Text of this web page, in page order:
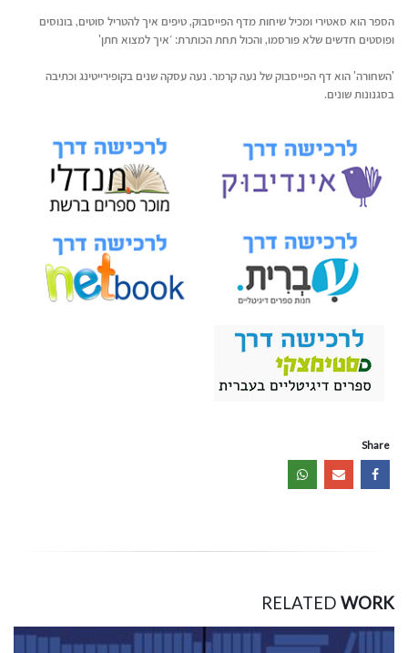
הספר הוא סאטירי ומכיל שיחות מדף הפייסבוק, טיפים איך להטריל סוטים, בונוסים
ופוסטים חדשים שלא פורסמו, והכול תחת הכותרת: ׳איך למצוא חתן'
'השחורה' הוא דף הפייסבוק של נעה קרמר. נעה עסקה שנים בקופירייטינג וכתיבה
בסגנונות שונים.
Share
RELATED WORK